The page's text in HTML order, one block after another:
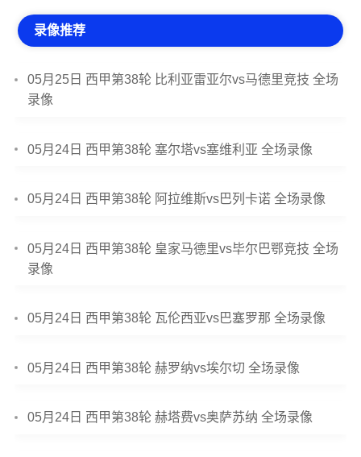
录像推荐
05月25日 西甲第38轮 比利亚雷亚尔vs马德里竞技 全场
录像
05月24日 西甲第38轮 塞尔塔vs塞维利亚 全场录像
05月24日 西甲第38轮 阿拉维斯vs巴列卡诺 全场录像
05月24日 西甲第38轮 皇家马德里vs毕尔巴鄂竞技 全场
录像
05月24日 西甲第38轮 瓦伦西亚vs巴塞罗那 全场录像
05月24日 西甲第38轮 赫罗纳vs埃尔切 全场录像
05月24日 西甲第38轮 赫塔费vs奥萨苏纳 全场录像